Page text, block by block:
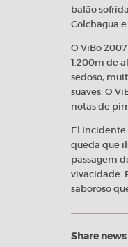
balão
Colchagua
O ViBo
1.200m de
sedoso,
suaves. O
notas de
El Incidente
queda que
passagem
vivacidade.
saboroso
Share news